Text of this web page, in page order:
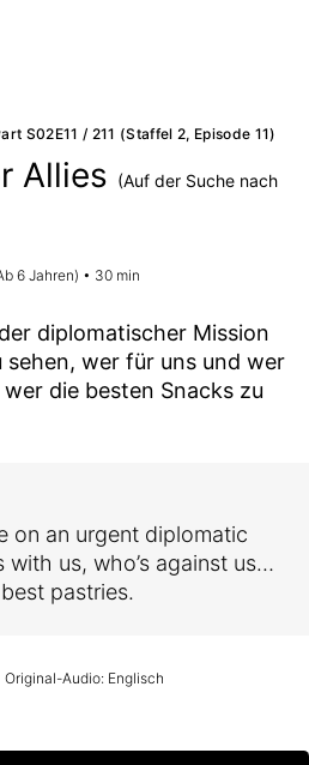
S02E11 / 211 (Staffel 2, Episode 11)
Allies (Auf der Suche nach
6 Jahren) • 30 min
diplomatischer Mission
sehen, wer für uns und wer
die besten Snacks zu
on an urgent diplomatic
with us, who’s against us…
pastries.
Audio: Englisch